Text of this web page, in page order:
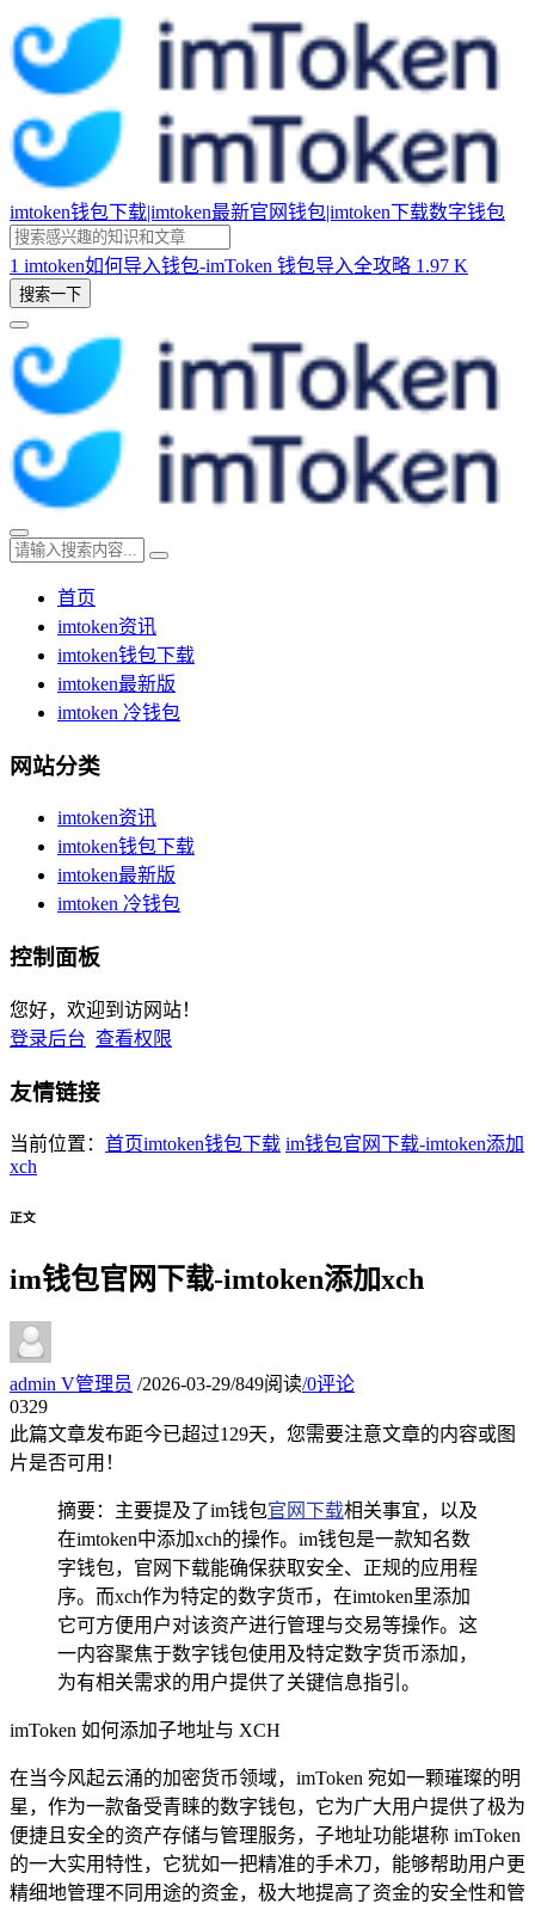
imtoken钱包下载|imtoken最新官网钱包|imtoken下载数字钱包
1 imtoken如何导入钱包-imToken 钱包导入全攻略 1.97 K
搜索一下
首页
imtoken资讯
imtoken钱包下载
imtoken最新版
imtoken 冷钱包
网站分类
imtoken资讯
imtoken钱包下载
imtoken最新版
imtoken 冷钱包
控制面板
您好，欢迎到访网站！
登录后台 查看权限
友情链接
当前位置： 首页imtoken钱包下载 im钱包官网下载-imtoken添加
xch
正文
im钱包官网下载-imtoken添加xch
admin V管理员 /2026-03-29/849阅读/0评论
0329
此篇文章发布距今已超过129天，您需要注意文章的内容或图
片是否可用！
摘要：主要提及了im钱包官网下载相关事宜，以及
在imtoken中添加xch的操作。im钱包是一款知名数
字钱包，官网下载能确保获取安全、正规的应用程
序。而xch作为特定的数字货币，在imtoken里添加
它可方便用户对该资产进行管理与交易等操作。这
一内容聚焦于数字钱包使用及特定数字货币添加，
为有相关需求的用户提供了关键信息指引。
imToken 如何添加子地址与 XCH
在当今风起云涌的加密货币领域，imToken 宛如一颗璀璨的明
星，作为一款备受青睐的数字钱包，它为广大用户提供了极为
便捷且安全的资产存储与管理服务，子地址功能堪称 imToken
的一大实用特性，它犹如一把精准的手术刀，能够帮助用户更
精细地管理不同用途的资金，极大地提高了资金的安全性和管